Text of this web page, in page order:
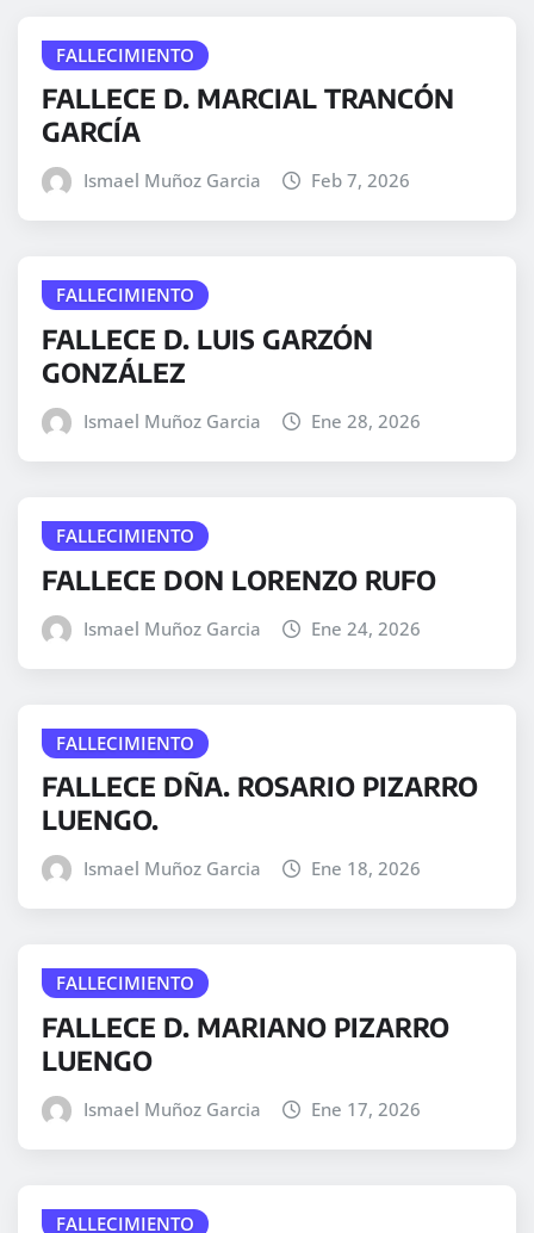
FALLECIMIENTO
FALLECE D. MARCIAL TRANCÓN
GARCÍA
Ismael Muñoz Garcia Feb 7, 2026
FALLECIMIENTO
FALLECE D. LUIS GARZÓN
GONZÁLEZ
Ismael Muñoz Garcia Ene 28, 2026
FALLECIMIENTO
FALLECE DON LORENZO RUFO
Ismael Muñoz Garcia Ene 24, 2026
FALLECIMIENTO
FALLECE DÑA. ROSARIO PIZARRO
LUENGO.
Ismael Muñoz Garcia Ene 18, 2026
FALLECIMIENTO
FALLECE D. MARIANO PIZARRO
LUENGO
Ismael Muñoz Garcia Ene 17, 2026
FALLECIMIENTO